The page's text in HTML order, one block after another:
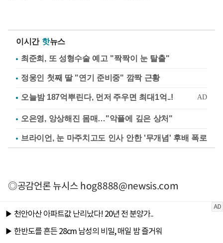
이시간 핫뉴스
최준희, 또 성형수술 예고 "짝짝이 눈 탈출"
정웅인 첫째 딸 "연기 준비중" 깜짝 근황
오은영, 앙상해진 몸매…"악플에 깊은 상처"
브라이언, 눈 마주치고도 인사 안한 '무개념' 후배 폭로
◎공감언론 뉴시스hog8888@newsis.com